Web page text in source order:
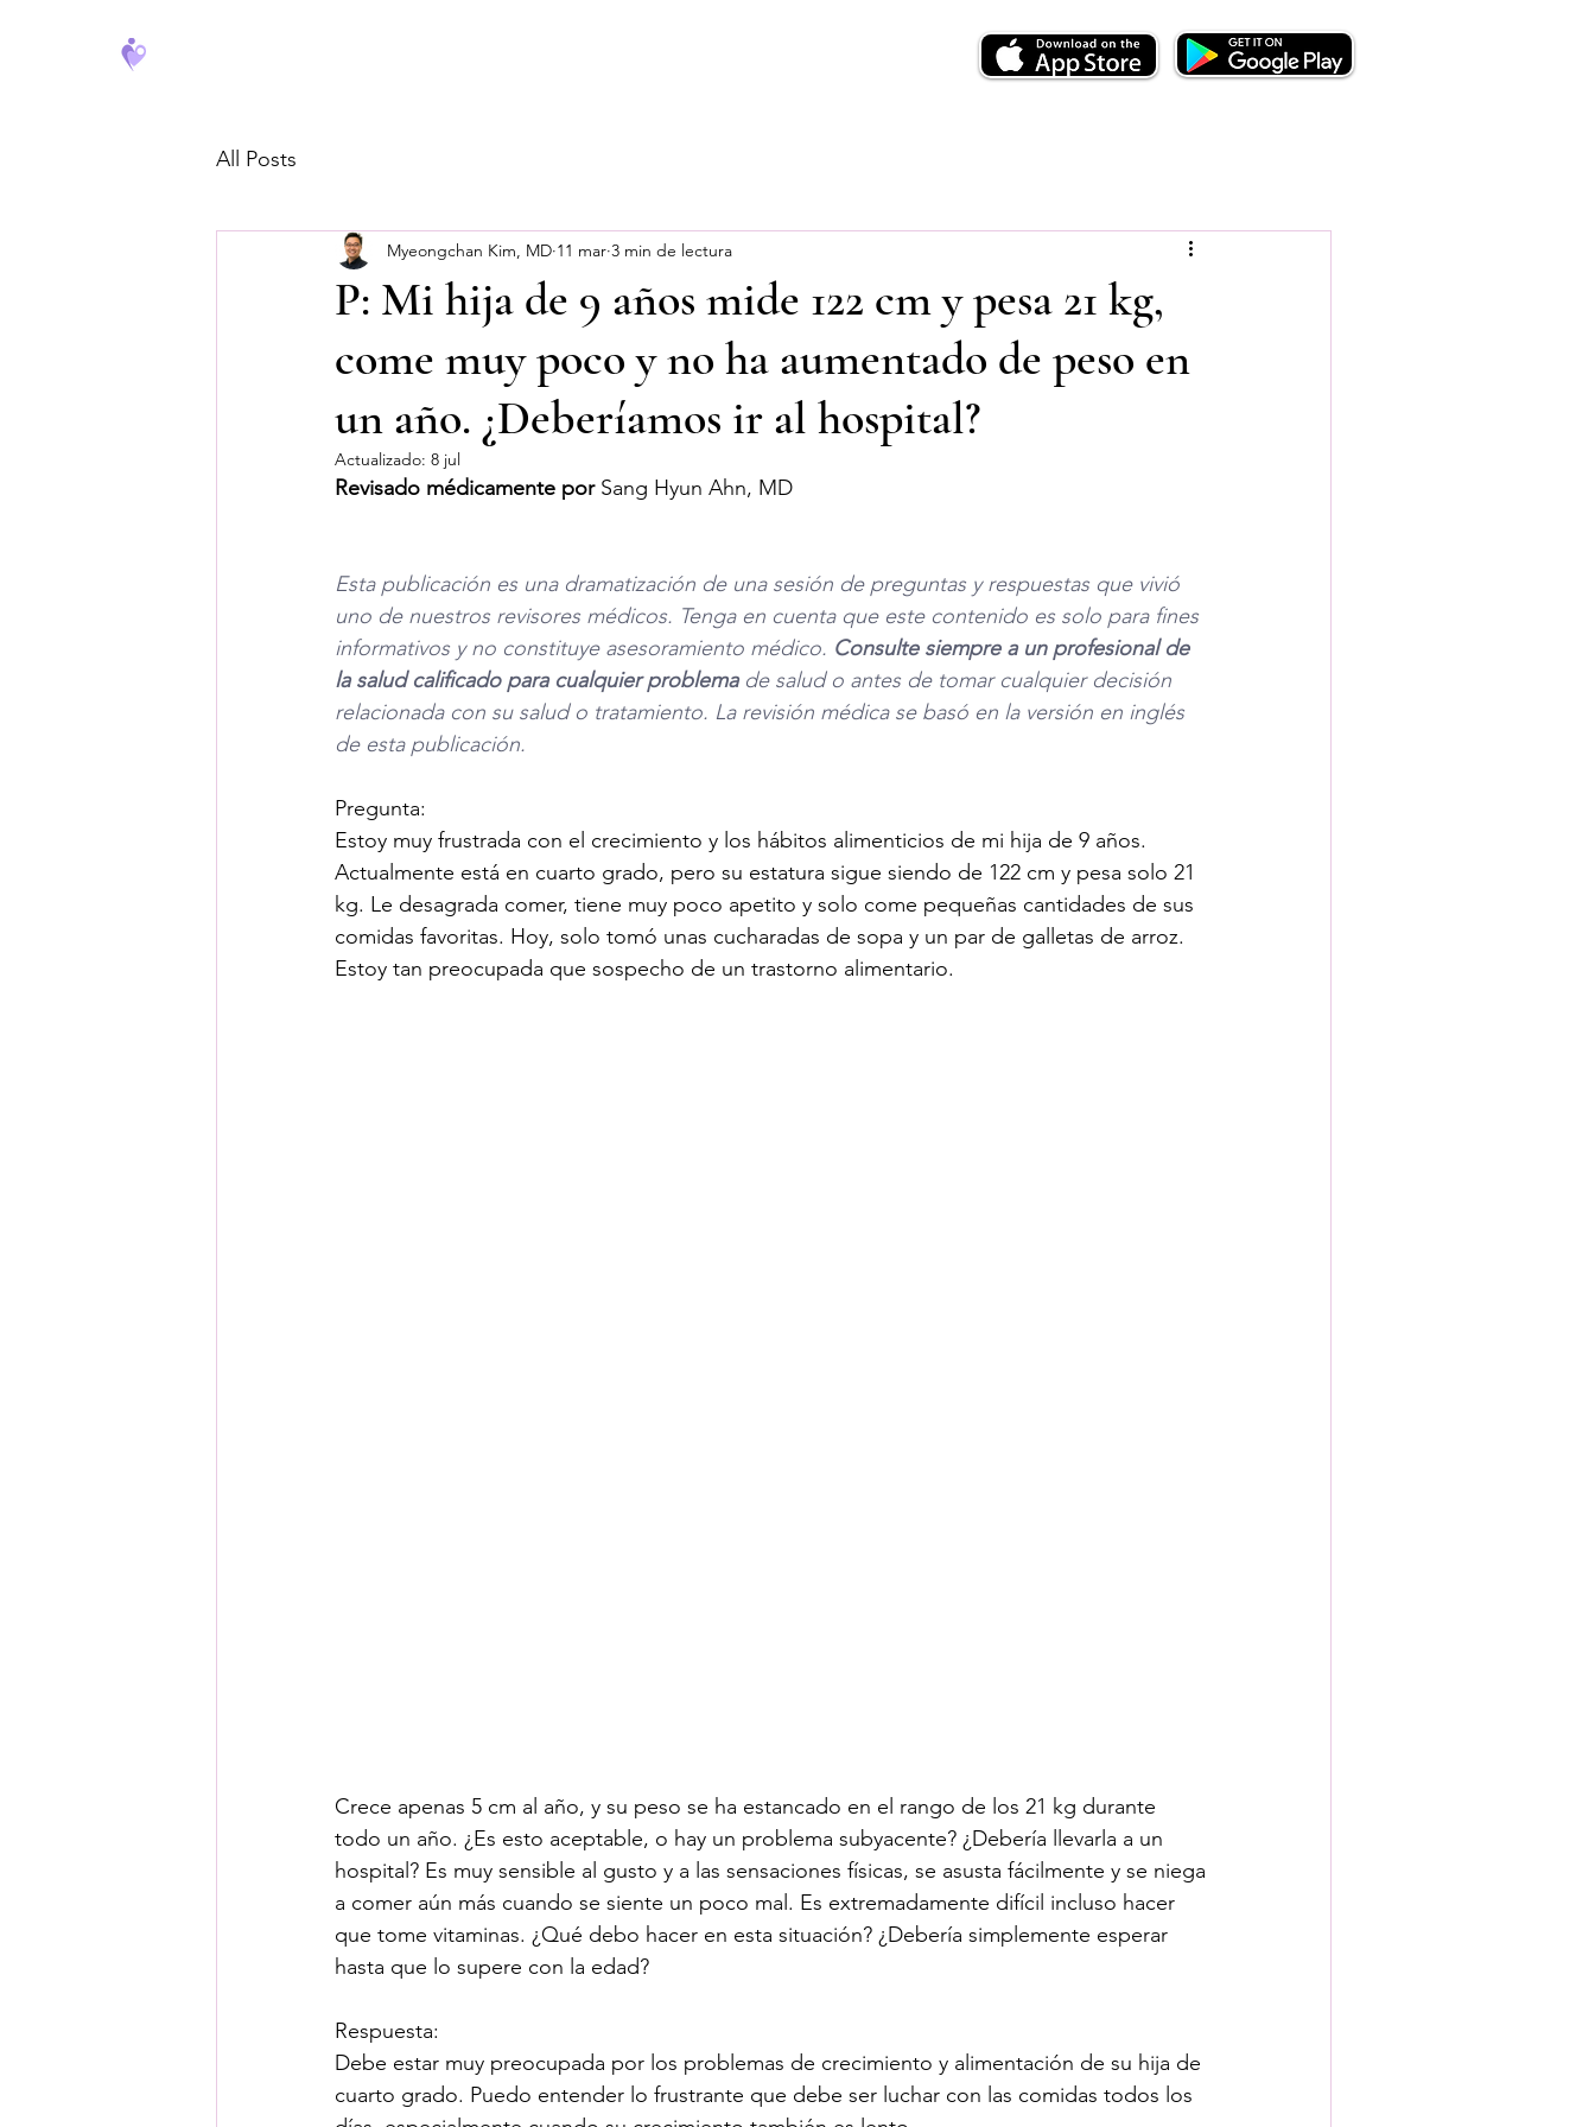
All Posts
P: Mi hija de 9 años mide 122 cm y pesa 21 kg,
come muy poco y no ha aumentado de peso en
un año. ¿Deberíamos ir al hospital?
Myeongchan Kim, MD 11 mar 3 min de lectura
Actualizado: 8 jul
Revisado médicamente por Sang Hyun Ahn, MD
Esta publicación es una dramatización de una sesión de preguntas y respuestas que vivió
uno de nuestros revisores médicos. Tenga en cuenta que este contenido es solo para fines
informativos y no constituye asesoramiento médico. Consulte siempre a un profesional de
la salud calificado para cualquier problema de salud o antes de tomar cualquier decisión
relacionada con su salud o tratamiento. La revisión médica se basó en la versión en inglés
de esta publicación.
Pregunta:
Estoy muy frustrada con el crecimiento y los hábitos alimenticios de mi hija de 9 años.
Actualmente está en cuarto grado, pero su estatura sigue siendo de 122 cm y pesa solo 21
kg. Le desagrada comer, tiene muy poco apetito y solo come pequeñas cantidades de sus
comidas favoritas. Hoy, solo tomó unas cucharadas de sopa y un par de galletas de arroz.
Estoy tan preocupada que sospecho de un trastorno alimentario.
Crece apenas 5 cm al año, y su peso se ha estancado en el rango de los 21 kg durante
todo un año. ¿Es esto aceptable, o hay un problema subyacente? ¿Debería llevarla a un
hospital? Es muy sensible al gusto y a las sensaciones físicas, se asusta fácilmente y se niega
a comer aún más cuando se siente un poco mal. Es extremadamente difícil incluso hacer
que tome vitaminas. ¿Qué debo hacer en esta situación? ¿Debería simplemente esperar
hasta que lo supere con la edad?
Respuesta:
Debe estar muy preocupada por los problemas de crecimiento y alimentación de su hija de
cuarto grado. Puedo entender lo frustrante que debe ser luchar con las comidas todos los